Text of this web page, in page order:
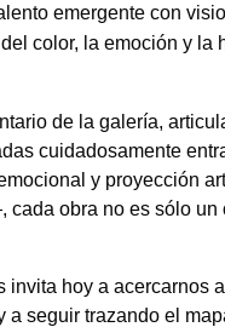
emergente con
color, la emoción y la
de la galería,
cuidadosamente
y proyección
obra no es sólo un
invita hoy a acercarnos
seguir trazando el